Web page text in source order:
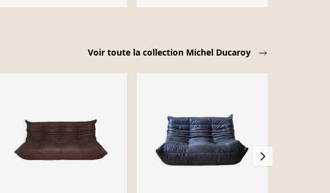
Voir toute la collection Michel Ducaroy